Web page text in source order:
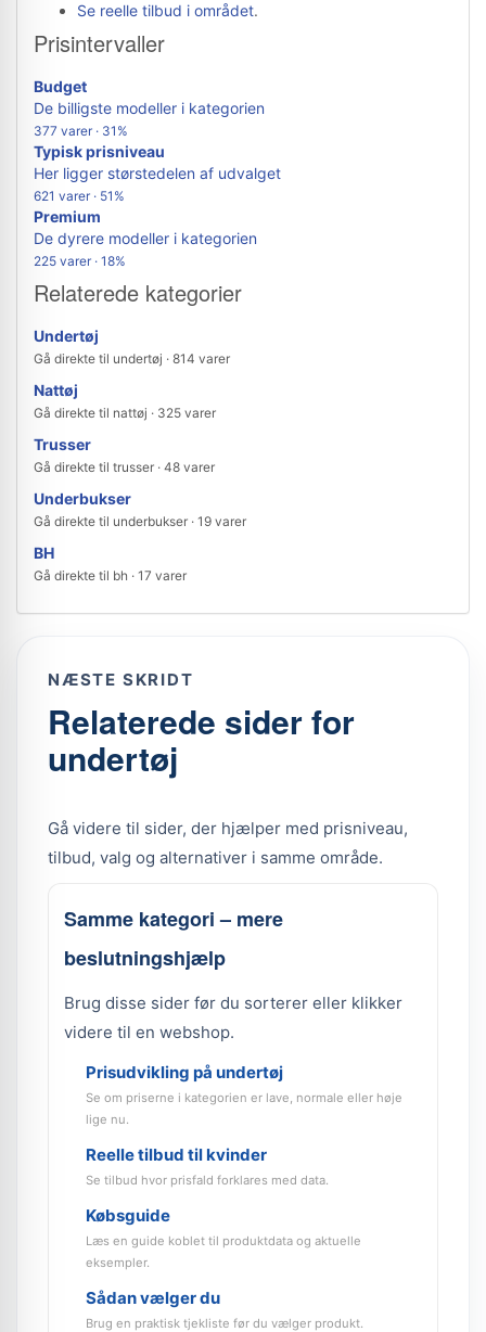
Se reelle tilbud i området.
Prisintervaller
Budget
De billigste modeller i kategorien
377 varer · 31%
Typisk prisniveau
Her ligger størstedelen af udvalget
621 varer · 51%
Premium
De dyrere modeller i kategorien
225 varer · 18%
Relaterede kategorier
Undertøj
Gå direkte til undertøj · 814 varer
Nattøj
Gå direkte til nattøj · 325 varer
Trusser
Gå direkte til trusser · 48 varer
Underbukser
Gå direkte til underbukser · 19 varer
BH
Gå direkte til bh · 17 varer
NÆSTE SKRIDT
Relaterede sider for
undertøj
Gå videre til sider, der hjælper med prisniveau,
tilbud, valg og alternativer i samme område.
Samme kategori – mere
beslutningshjælp
Brug disse sider før du sorterer eller klikker
videre til en webshop.
Prisudvikling på undertøj
Se om priserne i kategorien er lave, normale eller høje
lige nu.
Reelle tilbud til kvinder
Se tilbud hvor prisfald forklares med data.
Købsguide
Læs en guide koblet til produktdata og aktuelle
eksempler.
Sådan vælger du
Brug en praktisk tjekliste før du vælger produkt.